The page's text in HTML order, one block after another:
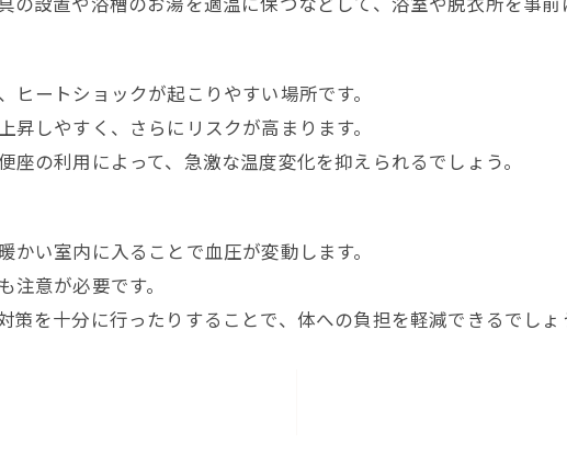
ートショックが起こりやすい場所です。
しやすく、さらにリスクが高まります。
座の利用によって、急激な温度変化を抑えられるでしょう。
い室内に入ることで血圧が変動します。
意が必要です。
を十分に行ったりすることで、体への負担を軽減できるでしょ